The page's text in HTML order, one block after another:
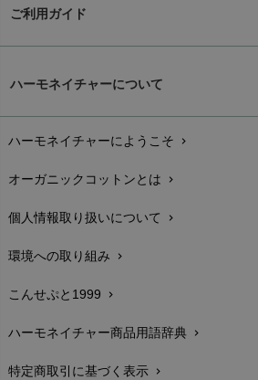
ご利用ガイド
配送と送料chevron_right
在庫状況と発送予定chevron_right
サイズ・寸法chevron_right
生地・素材chevron_right
お手入れについて
レビューを書こうchevron_right
ハーモネイチャーについて
ハーモネイチャーにようこそ chevron_right
オーガニックコットンとは chevron_right
個人情報取り扱いについて chevron_right
環境への取り組み chevron_right
こんせぷと1999 chevron_right
ハーモネイチャー商品用語辞典 chevron_right
特定商取引に基づく表示 chevron_right